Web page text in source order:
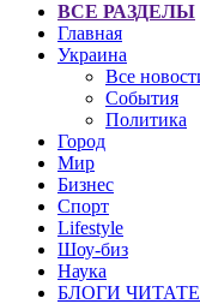
ВСЕ РАЗДЕЛЫ
Главная
Украина
Все
События
Политика
Город
Мир
Бизнес
Спорт
Lifestyle
Шоу-биз
Наука
БЛОГИ